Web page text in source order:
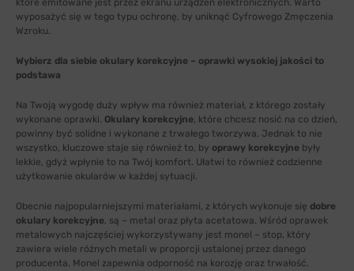
które emitowane jest przez ekranu urządzeń elektronicznych. Warto
wyposażyć się w tego typu ochronę, by uniknąć Cyfrowego Zmęczenia
Wzroku.
Wybierz dla siebie okulary korekcyjne – oprawki wysokiej jakości to
podstawa
Na Twoją wygodę duży wpływ ma również materiał, z którego zostały
wykonane oprawki. Okulary korekcyjne, które chcesz nosić na co dzień,
powinny być solidne i wykonane z trwałego tworzywa, Jednak to nie
wszystko, kluczowe staje się również to, by oprawy korekcyjne były
lekkie, gdyż wpłynie to na Twój komfort. Ułatwi to również codzienne
użytkowanie okularów w każdej sytuacji.
Obecnie najpopularniejszymi materiałami, z których wykonuje się dobre
okulary korekcyjne, są – metal oraz płyta acetatowa. Wśród oprawek
metalowych najczęściej wykorzystywany jest monel – stop, który
zawiera wiele różnych metali w proporcji ustalonej przez danego
producenta. Monel zapewnia odporność na korozję oraz trwałość.